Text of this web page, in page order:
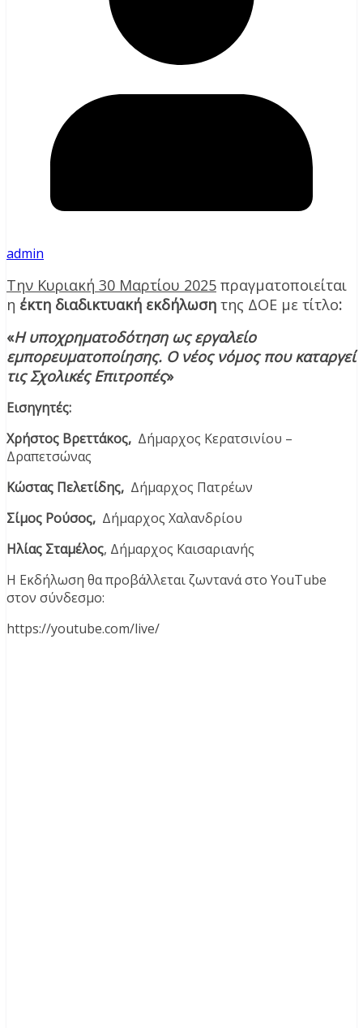
admin
Την Κυριακή 30 Μαρτίου 2025 πραγματοποιείται
η έκτη διαδικτυακή εκδήλωση της ΔΟΕ με τίτλο:
«Η υποχρηματοδότηση ως εργαλείο
εμπορευματοποίησης. Ο νέος νόμος που καταργεί
τις Σχολικές Επιτροπές»
Εισηγητές:
Χρήστος Βρεττάκος, Δήμαρχος Κερατσινίου –
Δραπετσώνας
Κώστας Πελετίδης, Δήμαρχος Πατρέων
Σίμος Ρούσος, Δήμαρχος Χαλανδρίου
Ηλίας Σταμέλος, Δήμαρχος Καισαριανής
Η Εκδήλωση θα προβάλλεται ζωντανά στο YouTube
στον σύνδεσμο:
https://youtube.com/live/